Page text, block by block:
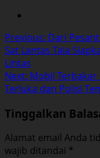
Post
navigation
Previous: Dari
Sat Lantas Tala
Lintas
Next: Mobil Terbakar
Terluka dan Polisi
Tinggalkan
Alamat email Anda
wajib ditandai *